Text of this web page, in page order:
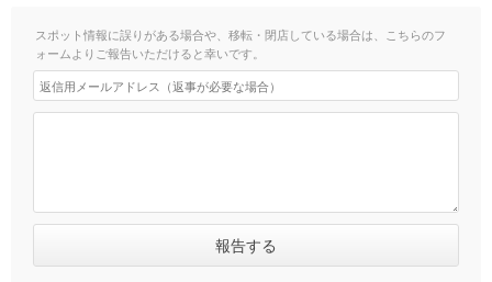
スポット情報に誤りがある場合や、移転・閉店している場合は、こちらのフ
ォームよりご報告いただけると幸いです。